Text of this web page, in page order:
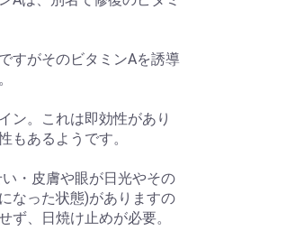
すがそのビタミンAを誘導
ン。これは即効性があり
もあるようです。
・皮膚や眼が日光やその
なった状態)がありますの
ず、日焼け止めが必要。